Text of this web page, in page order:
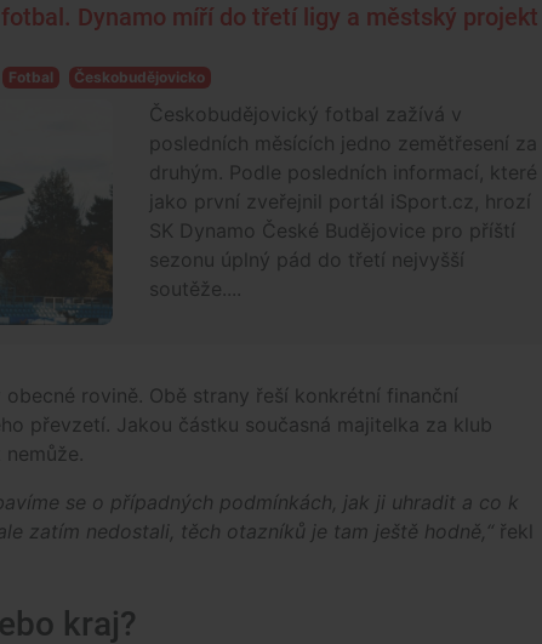
Dynamo míří do třetí ligy a městský projekt
Fotbal Českobudějovicko
Českobudějovický fotbal zažívá v
posledních měsících jedno zemětřesení za
druhým. Podle posledních informací, které
jako první zveřejnil portál iSport.cz, hrozí
SK Dynamo České Budějovice pro příští
sezonu úplný pád do třetí nejvyšší
soutěže....
rovině. Obě strany řeší konkrétní finanční
převzetí. Jakou částku současná majitelka za klub
se o případných podmínkách, jak ji uhradit a co k
zatím nedostali, těch otazníků je tam ještě hodně,“ řekl
kraj?